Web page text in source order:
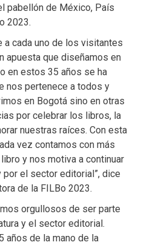
pabellón de México, País
2023.
a cada uno de los visitantes
apuesta que diseñamos en
en estos 35 años se ha
nos pertenece a todos y
en Bogotá sino en otras
por celebrar los libros, la
nuestras raíces. Con esta
vez contamos con más
y nos motiva a continuar
por el sector editorial”, dice
de la FILBo 2023.
orgullosos de ser parte
y el sector editorial.
años de la mano de la